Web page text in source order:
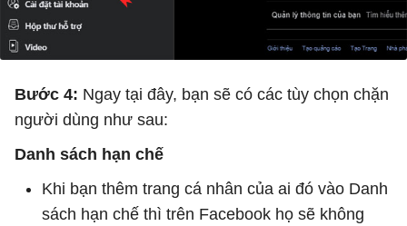
Bước 4: Ngay tại đây, bạn sẽ có các tùy chọn chặn
người dùng như sau:
Danh sách hạn chế
Khi bạn thêm trang cá nhân của ai đó vào Danh
sách hạn chế thì trên Facebook họ sẽ không